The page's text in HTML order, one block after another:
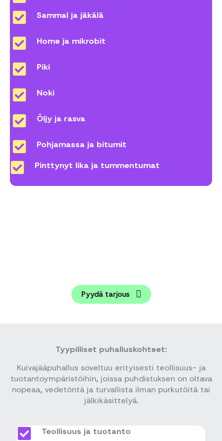
Sammal ja jäkälä
Home ja mikrobit
Piki
Noki
Öljy ja rasva
Pohjamassa ja bitumit
Pinttynyt lika ja tummentumat
Pyydä tarjous
Tyypilliset puhalluskohteet:
Kuivajääpuhallus soveltuu erityisesti teollisuus- ja
tuotantoympäristöihin, joissa puhdistuksen on oltava
nopeaa, vedetöntä ja turvallista ilman purkutöitä tai
jälkikäsittelyä.
Teollisuus ja tuotanto